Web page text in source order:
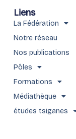
Liens
La Fédération
Notre réseau
Nos publications
Pôles
Formations
Médiathèque
études tsiganes